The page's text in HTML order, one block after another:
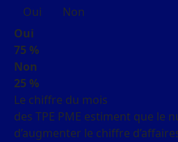
Oui
Non
Oui
75 %
Non
25 %
Le chiffre du mois
des TPE PME estiment que le
d’augmenter le chiffre